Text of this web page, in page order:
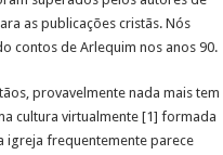
as publicações cristãs. Nós
contos de Arlequim nos anos 90.
provavelmente nada mais tem
cultura virtualmente [1] formada
igreja frequentemente parece